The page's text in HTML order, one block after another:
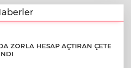
ZORLA HESAP AÇTIRAN ÇETE